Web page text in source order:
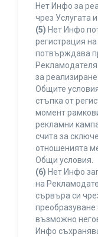
Нет Инфо за
чрез Услугата
(5) Нет Инфо
регистрация
потвърждава
за
Общите
стъпка от
момент
рекламни
счита за
отношенията
Общи условия.
(6) Нет Инфо
на
сървъра си
преобразуване
възможно
Инфо